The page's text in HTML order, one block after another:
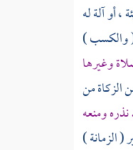
أو آلة له
( والكسب )
وغيرها
من
ومنعه
الزمانة )